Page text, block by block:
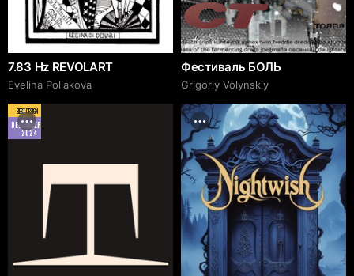
7.83 Hz REVOLART
Evelina Poliakova
Фестиваль БОЛЬ
Grigoriy Volynskiy
BEST DESIGN
DECEMBER
2024